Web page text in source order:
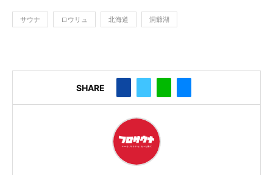
サウナ ロウリュ 北海道 洞爺湖
SHARE